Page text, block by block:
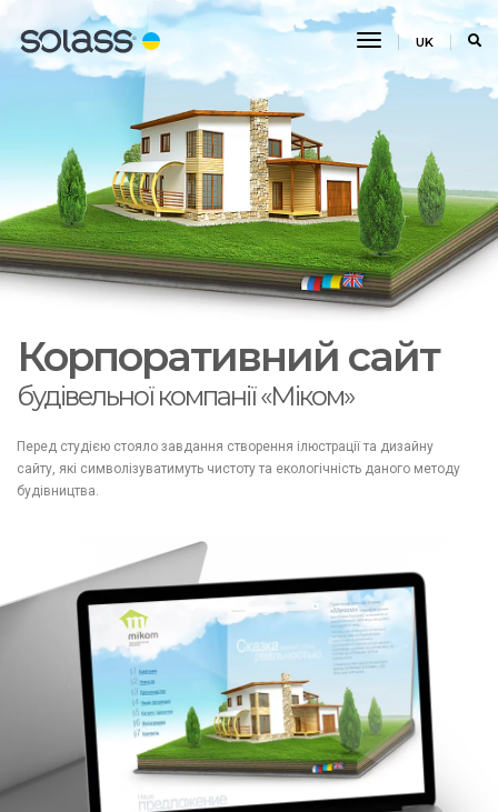
Перемикання
UK
Корпоративний сайт
будівельної компанії «Міком»
Перед студією стояло завдання створення ілюстрації та дизайну
сайту, які символізуватимуть чистоту та екологічність даного методу
будівництва.